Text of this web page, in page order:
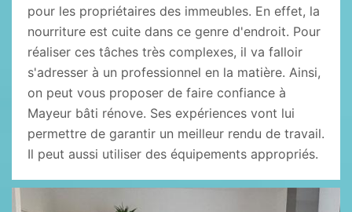
pour les propriétaires des immeubles. En effet, la
nourriture est cuite dans ce genre d'endroit. Pour
réaliser ces tâches très complexes, il va falloir
s'adresser à un professionnel en la matière. Ainsi,
on peut vous proposer de faire confiance à
Mayeur bâti rénove. Ses expériences vont lui
permettre de garantir un meilleur rendu de travail.
Il peut aussi utiliser des équipements appropriés.